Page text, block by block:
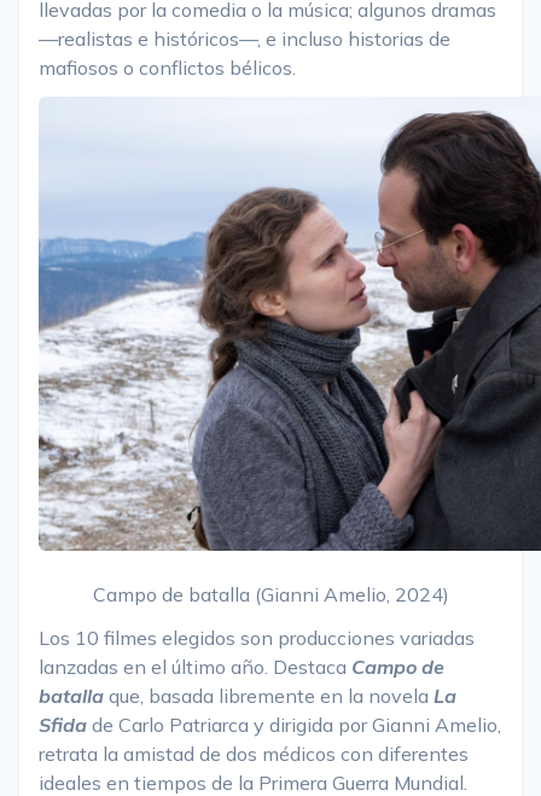
llevadas por la comedia o la música; algunos dramas
—realistas e históricos—, e incluso historias de
mafiosos o conflictos bélicos.
Campo de batalla (Gianni Amelio, 2024)
Los 10 filmes elegidos son producciones variadas
lanzadas en el último año. Destaca Campo de
batalla que, basada libremente en la novela La
Sfida de Carlo Patriarca y dirigida por Gianni Amelio,
retrata la amistad de dos médicos con diferentes
ideales en tiempos de la Primera Guerra Mundial.